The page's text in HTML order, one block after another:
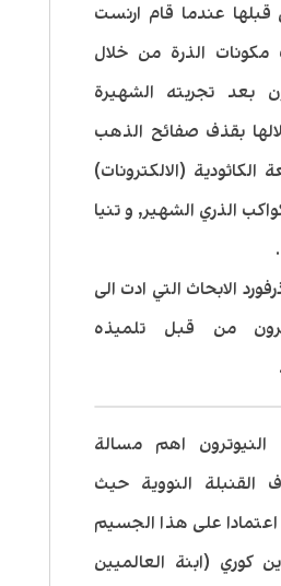
عندما قام ارنست
مكونات الذرة من خلال
بعد تجربته الشهيرة
بقذف صفائح الذهب
(الالكترونات)
الذري الشهير, و تنيا
الابحاث التي ادت الى
من قبل تلميذه
اهم مسالة
القنبلة النووية حيث
اعتمادا على هذا الجسيم
كوري (ابنة العالميين